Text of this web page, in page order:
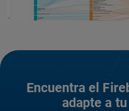
Encuentra el
adapte a